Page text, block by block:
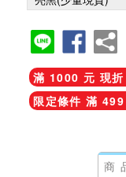
滿 1000 元 現
限定條件 滿
商